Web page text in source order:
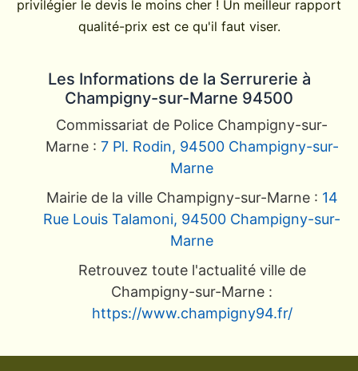
privilégier le devis le moins cher ! Un meilleur rapport
qualité-prix est ce qu'il faut viser.
Les Informations de la Serrurerie à
Champigny-sur-Marne 94500
Commissariat de Police Champigny-sur-
Marne : 7 Pl. Rodin, 94500 Champigny-sur-
Marne
Mairie de la ville Champigny-sur-Marne : 14
Rue Louis Talamoni, 94500 Champigny-sur-
Marne
Retrouvez toute l'actualité ville de
Champigny-sur-Marne :
https://www.champigny94.fr/